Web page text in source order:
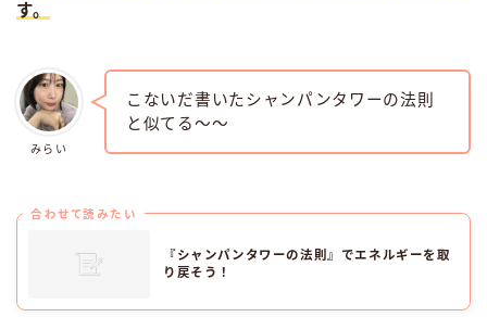
す。
みらい
こないだ書いたシャンパンタワーの法則
と似てる〜〜
合わせて読みたい
『シャンパンタワーの法則』でエネルギーを取
り戻そう！